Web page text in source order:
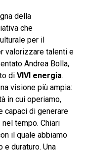
della
che
per il
valorizzare talenti e
Andrea Bolla,
di VIVI energia.
visione più ampia:
in cui operiamo,
capaci di generare
tempo. Chiari
il quale abbiamo
duraturo. Una